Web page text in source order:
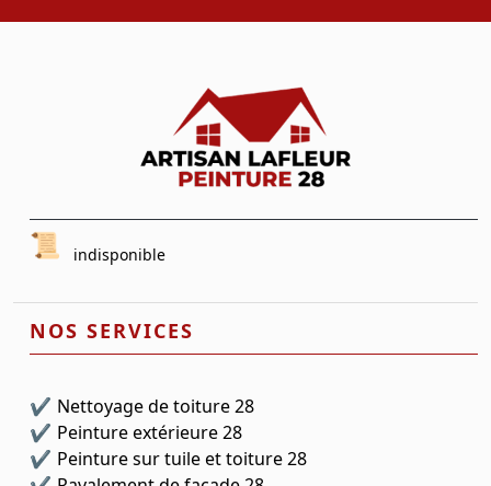
indisponible
NOS SERVICES
Nettoyage de toiture 28
Peinture extérieure 28
Peinture sur tuile et toiture 28